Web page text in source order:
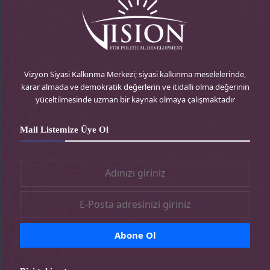
başında olmamıza ve önümüzdeki gün ve
haftalarda nasıl gelişebileceği henüz belli olmasa
da şu gözlemleri şimdilik kaydedebiliriz:
Zamanlama becerisi: Nitekim bu ay hâlâ Arap
ve Filistinlilerin zihninde ve bilincinde büyük bir
haysiyet ve gurur deposu olarak anılıyor. Ekim
1973’teki savaş, adeta yenilgi ile zafer olasılığı
arasında ve Siyonist üstünlüğü ile Arap
kahramanlığı, fedakarlığı ve gururu arasında bir
El Kassam tugayları, Filistinlilere ve Araplara
haysiyetin, gururun, gücün ve zaferin tüm
anlamlarını geri kazandırmayı başardı ve aynı
Vizyon Siyasi Kalkınma Merkezi; siyasi kalkınma meselelerinde,
karar almada ve demokratik değerlerin ve itidalli olma değerinin
yüceltilmesinde uzman bir kaynak olmaya çalışmaktadır
Mail Listemize Üye Ol